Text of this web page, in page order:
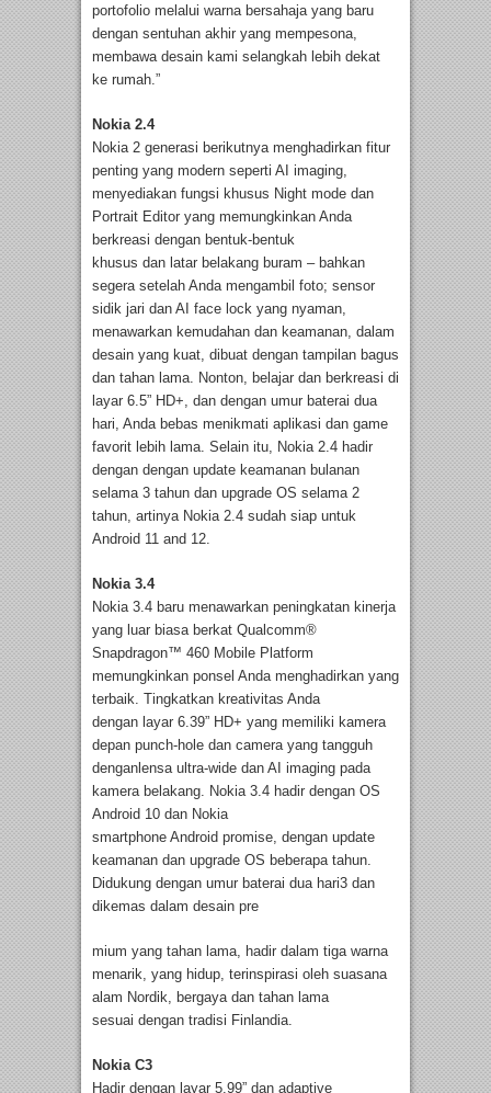
portofolio melalui warna bersahaja yang baru
dengan sentuhan akhir yang mempesona,
membawa desain kami selangkah lebih dekat
ke rumah.”
Nokia 2.4
Nokia 2 generasi berikutnya menghadirkan fitur
penting yang modern seperti AI imaging,
menyediakan fungsi khusus Night mode dan
Portrait Editor yang memungkinkan Anda
berkreasi dengan bentuk-bentuk
khusus dan latar belakang buram – bahkan
segera setelah Anda mengambil foto; sensor
sidik jari dan AI face lock yang nyaman,
menawarkan kemudahan dan keamanan, dalam
desain yang kuat, dibuat dengan tampilan bagus
dan tahan lama. Nonton, belajar dan berkreasi di
layar 6.5” HD+, dan dengan umur baterai dua
hari, Anda bebas menikmati aplikasi dan game
favorit lebih lama. Selain itu, Nokia 2.4 hadir
dengan dengan update keamanan bulanan
selama 3 tahun dan upgrade OS selama 2
tahun, artinya Nokia 2.4 sudah siap untuk
Android 11 and 12.
Nokia 3.4
Nokia 3.4 baru menawarkan peningkatan kinerja
yang luar biasa berkat Qualcomm®
Snapdragon™ 460 Mobile Platform
memungkinkan ponsel Anda menghadirkan yang
terbaik. Tingkatkan kreativitas Anda
dengan layar 6.39” HD+ yang memiliki kamera
depan punch-hole dan camera yang tangguh
denganlensa ultra-wide dan AI imaging pada
kamera belakang. Nokia 3.4 hadir dengan OS
Android 10 dan Nokia
smartphone Android promise, dengan update
keamanan dan upgrade OS beberapa tahun.
Didukung dengan umur baterai dua hari3 dan
dikemas dalam desain pre
mium yang tahan lama, hadir dalam tiga warna
menarik, yang hidup, terinspirasi oleh suasana
alam Nordik, bergaya dan tahan lama
sesuai dengan tradisi Finlandia.
Nokia C3
Hadir dengan layar 5.99” dan adaptive